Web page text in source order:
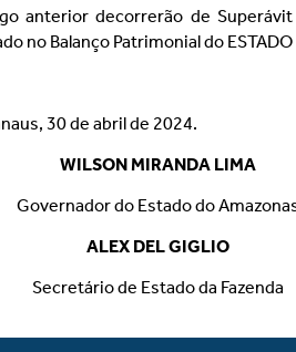
anterior decorrerão de
no Balanço Patrimonial do ESTADO
30 de abril de 2024.
WILSON MIRANDA LIMA
Governador do Estado do
ALEX DEL GIGLIO
Secretário de Estado da Fazenda